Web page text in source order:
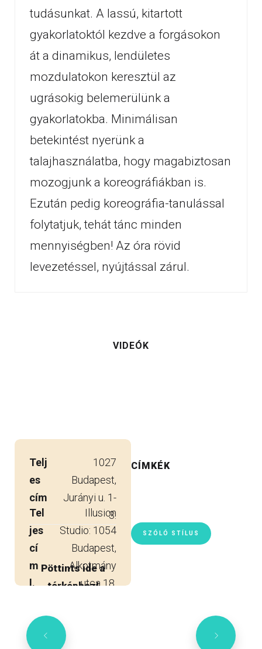
tudásunkat. A lassú, kitartott
gyakorlatoktól kezdve a forgásokon
át a dinamikus, lendületes
mozdulatokon keresztül az
ugrásokig belemerülünk a
gyakorlatokba. Minimálisan
betekintést nyerünk a
talajhasználatba, hogy magabiztosan
mozogjunk a koreográfiákban is.
Ezután pedig koreográfia-tanulással
folytatjuk, tehát tánc minden
mennyiségben! Az óra rövid
levezetéssel, nyújtással zárul.
VIDEÓK
Telj
es
cím
1027
Budapest,
Jurányi u. 1-
3.
Tel
jes
cí
m
l.
Illusion
Studio: 1054
Budapest,
Alkotmány
utca 18.
Pöttints ide a
térképhez!
CÍMKÉK
SZÓLÓ STÍLUS